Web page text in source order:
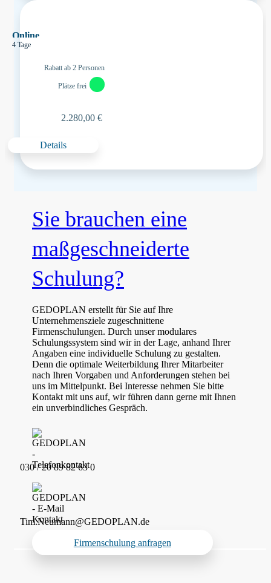
Online
4 Tage
Rabatt ab 2 Personen
Plätze frei
2.280,00 €
Details
Sie brauchen eine
maßgeschneiderte
Schulung?
GEDOPLAN erstellt für Sie auf Ihre
Unternehmensziele zugeschnittene
Firmenschulungen. Durch unser modulares
Schulungssystem sind wir in der Lage, anhand Ihrer
Angaben eine individuelle Schulung zu gestalten.
Denn die optimale Weiterbildung Ihrer Mitarbeiter
nach Ihren Vorgaben und Anforderungen stehen bei
uns im Mittelpunkt. Bei Interesse nehmen Sie bitte
Kontakt mit uns auf, wir führen dann gerne mit Ihnen
ein unverbindliches Gespräch.
030 / 20 89 82 63 0
Tim.Neumann@GEDOPLAN.de
Firmenschulung anfragen